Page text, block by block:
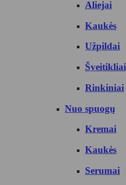
Aliejai
Kaukės
Užpildai
Šveitikliai
Rinkiniai
Nuo spuogų
Kremai
Kaukės
Serumai